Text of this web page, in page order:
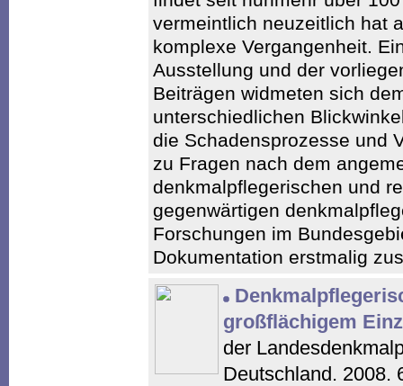
vermeintlich neuzeitlich hat
komplexe Vergangenheit.
Ausstellung und der
Beiträgen widmeten sich
unterschiedlichen
die Schadensprozesse und
zu Fragen nach dem
denkmalpflegerischen und
gegenwärtigen
Forschungen im
Dokumentation erstmalig
großflächigem Einz
der
Deutschland. 2008.